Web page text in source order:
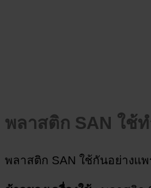
พลาสติก SAN ใช้ท
พลาสติก SAN ใช้กันอย่างแ